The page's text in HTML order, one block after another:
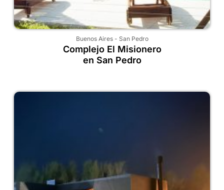
Buenos Aires- San Pedro
Complejo El Misionero
en San Pedro